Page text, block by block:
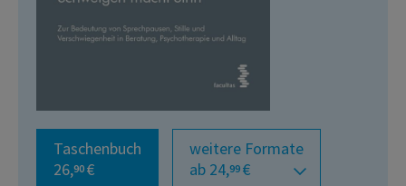
Taschenbuch
26,90 €
weitere Formate
ab 24,99 €